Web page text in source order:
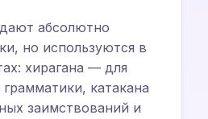
абсолютно
но используются в
хирагана — для
катакана
заимствований и